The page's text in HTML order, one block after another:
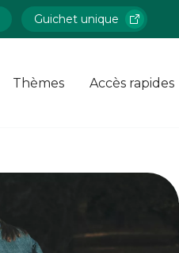
Guichet unique
Thèmes Accès rapides